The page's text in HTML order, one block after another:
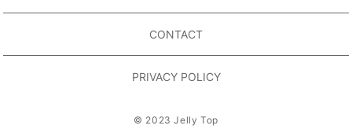
CONTACT
PRIVACY POLICY
© 2023 Jelly Top